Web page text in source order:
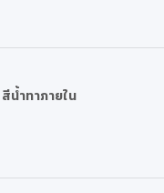
สีน้ำทาภายใน